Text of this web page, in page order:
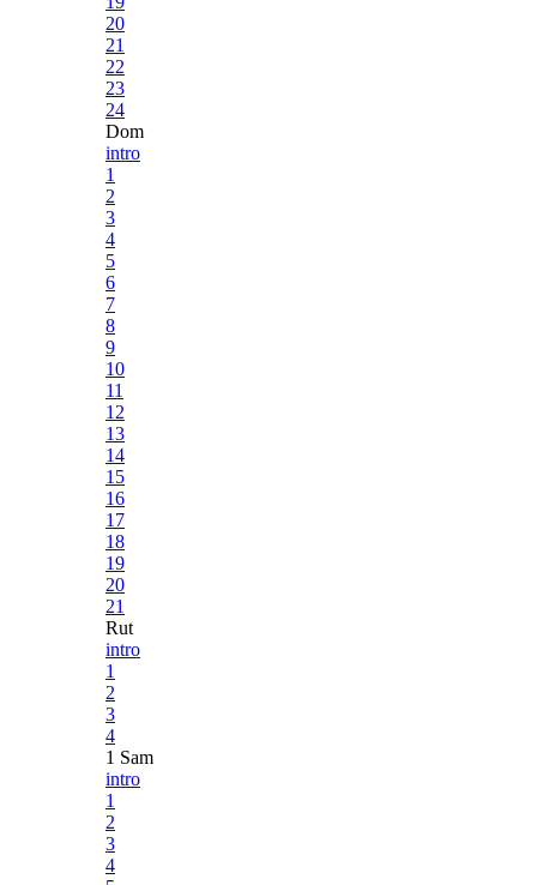
20
21
22
23
24
Dom
intro
1
2
3
4
5
6
7
8
9
10
11
12
13
14
15
16
17
18
19
20
21
Rut
intro
1
2
3
4
1 Sam
intro
1
2
3
4